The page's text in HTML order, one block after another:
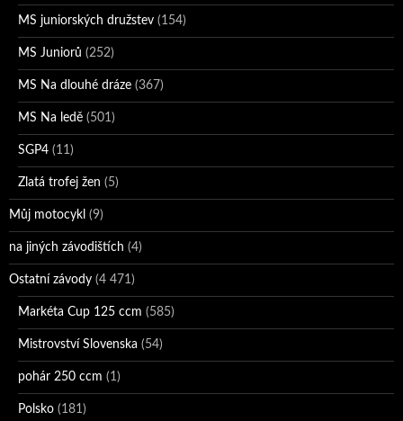
MS juniorských družstev (154)
MS Juniorů (252)
MS Na dlouhé dráze (367)
MS Na ledě (501)
SGP4 (11)
Zlatá trofej žen (5)
Můj motocykl (9)
na jiných závodištích (4)
Ostatní závody (4 471)
Markéta Cup 125 ccm (585)
Mistrovství Slovenska (54)
pohár 250 ccm (1)
Polsko (181)